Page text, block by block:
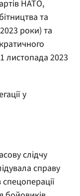
НАТО,
та
роки) та
листопада 2023
у
слідчу
справу